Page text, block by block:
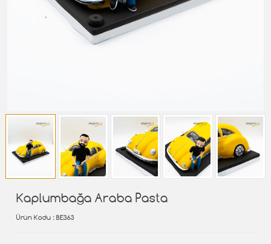
Kaplumbağa Araba Pasta
Ürün Kodu : BE363